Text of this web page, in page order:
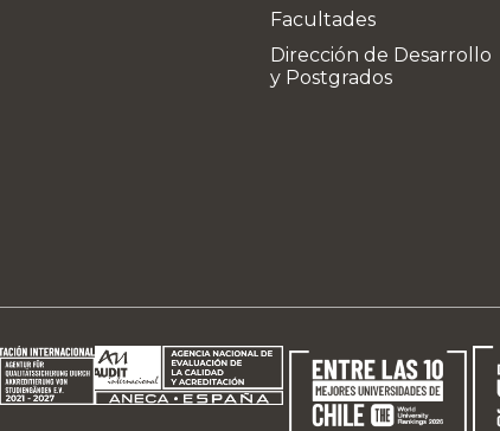
Facultades
Dirección de Desarrollo
y Postgrados